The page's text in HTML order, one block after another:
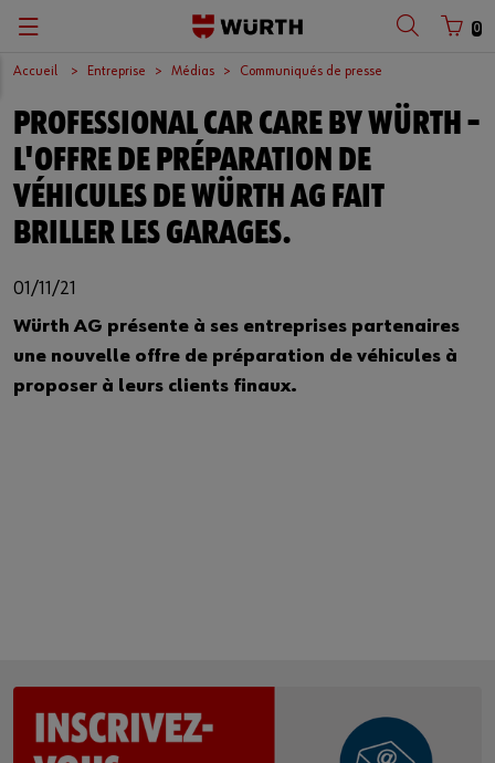
0
Accueil Entreprise Médias Communiqués de presse
PROFESSIONAL CAR CARE BY WÜRTH –
L'OFFRE DE PRÉPARATION DE
VÉHICULES DE WÜRTH AG FAIT
BRILLER LES GARAGES.
01/11/21
Würth AG présente à ses entreprises partenaires
une nouvelle offre de préparation de véhicules à
proposer à leurs clients finaux.